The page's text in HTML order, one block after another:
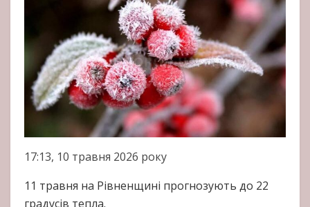
17:13, 10 травня 2026 року
11 травня на Рівненщині прогнозують до 22
градусів тепла.